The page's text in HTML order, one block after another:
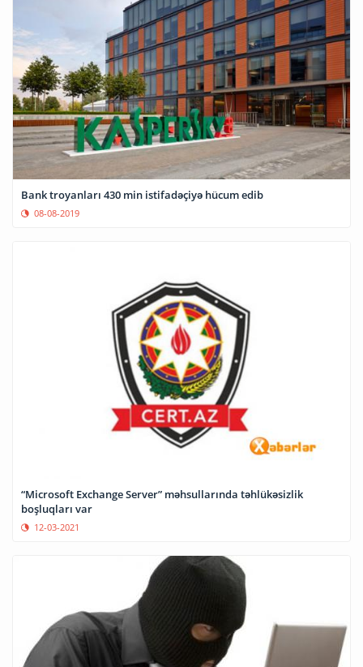
Bank troyanları 430 min istifadəçiyə hücum edib
08-08-2019
“Microsoft Exchange Server” məhsullarında təhlükəsizlik
boşluqları var
12-03-2021